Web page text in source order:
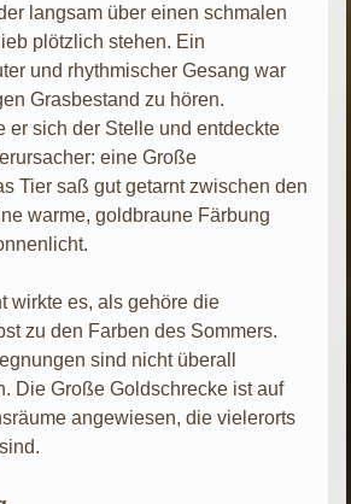
langsam über einen schmalen
plötzlich stehen. Ein
und rhythmischer Gesang war
Grasbestand zu hören.
er sich der Stelle und entdeckte
eine Große
Tier saß gut getarnt zwischen den
warme, goldbraune Färbung
wirkte es, als gehöre die
zu den Farben des Sommers.
sind nicht überall
Die Große Goldschrecke ist auf
angewiesen, die vielerorts